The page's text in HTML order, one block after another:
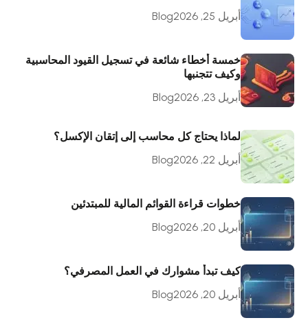
أبريل 25, 2026
Blog
خمسة أخطاء شائعة في تسجيل القيود المحاسبية
وكيف تتجنبها
أبريل 23, 2026
Blog
لماذا يحتاج كل محاسب إلى إتقان الإكسل؟
أبريل 22, 2026
Blog
خطوات قراءة القوائم المالية للمبتدئين
أبريل 20, 2026
Blog
كيف تبدأ مشوارك في العمل المصرفي؟
أبريل 20, 2026
Blog